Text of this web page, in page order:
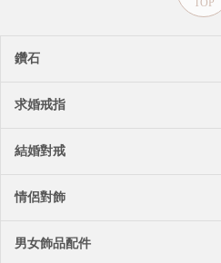
鑽石
求婚戒指
結婚對戒
情侶對飾
男女飾品配件